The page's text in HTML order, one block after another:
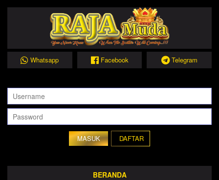
Whatsapp Facebook Telegram
DAFTAR
BERANDA